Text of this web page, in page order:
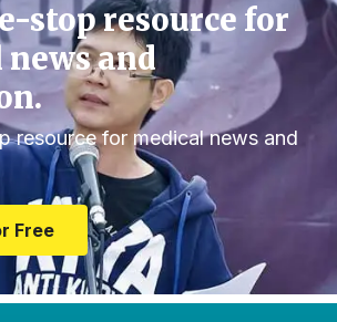
stop resource for
and
resource for medical news and
Free